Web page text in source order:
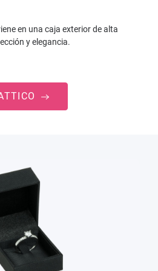
en una caja exterior de alta
y elegancia.